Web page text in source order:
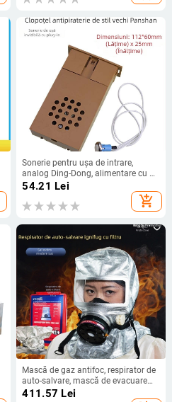
Sonerie pentru ușa de intrare,
analog Ding-Dong, alimentare cu 3
baterii AA (4.5V), potrivită pentru
intrare, fără funcții inteligente
54.21 Lei
add_shopping_cart
Mască de gaz antifoc, respirator de
auto-salvare, mască de evacuare
pentru fum și incendiu, pentru uz
411.57 Lei